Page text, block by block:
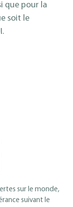
que pour la
soit le
sur le monde,
suivant le